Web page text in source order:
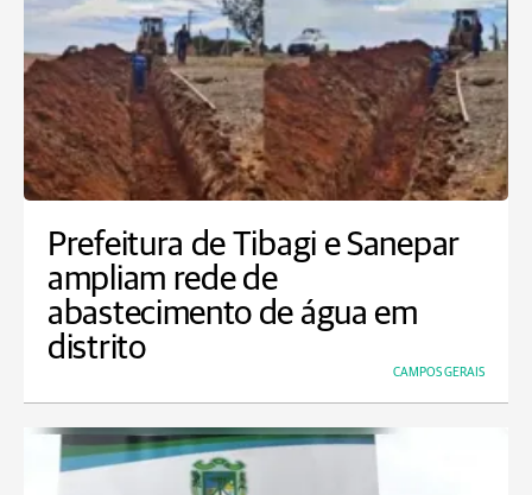
Prefeitura de Tibagi e Sanepar
ampliam rede de
abastecimento de água em
distrito
CAMPOS GERAIS